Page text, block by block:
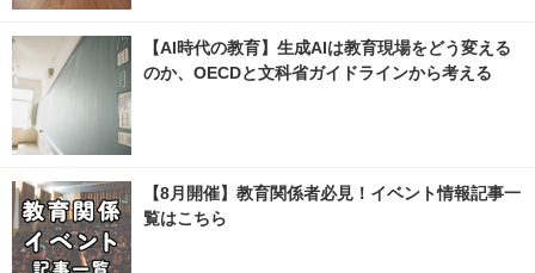
【AI時代の教育】生成AIは教育現場をどう変える
のか、OECDと文科省ガイドラインから考える
【8月開催】教育関係者必見！イベント情報記事一
覧はこちら